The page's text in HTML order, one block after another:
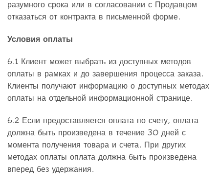
разумного срока или в согласовании с Продавцом
отказаться от контракта в письменной форме.
Условия оплаты
6.1 Клиент может выбрать из доступных методов
оплаты в рамках и до завершения процесса заказа.
Клиенты получают информацию о доступных методах
оплаты на отдельной информационной странице.
6.2 Если предоставляется оплата по счету, оплата
должна быть произведена в течение 30 дней с
момента получения товара и счета. При других
методах оплаты оплата должна быть произведена
вперед без удержания.